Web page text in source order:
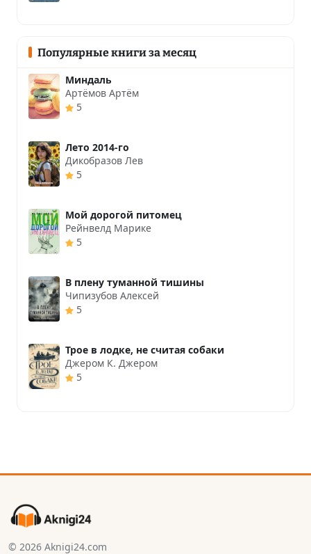
Популярные книги за месяц
Миндаль
Артёмов Артём
5
Лето 2014-го
Дикобразов Лев
5
Мой дорогой питомец
Рейнвелд Марике
5
В плену туманной тишины
Чипизубов Алексей
5
Трое в лодке, не считая собаки
Джером К. Джером
5
© 2026 Aknigi24.com